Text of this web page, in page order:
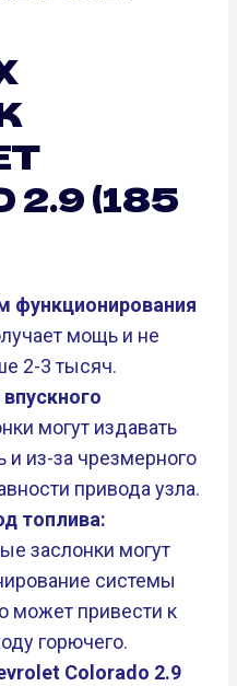
2.9 (185
функционирования
мощь и не
2-3 тысяч.
могут издавать
и из-за чрезмерного
привода узла.
топлива:
заслонки могут
системы
может привести к
горючего.
Colorado 2.9